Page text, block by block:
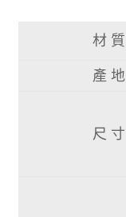
材 質
產 地
尺 寸